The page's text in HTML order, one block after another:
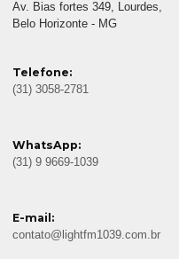
Av. Bias fortes 349, Lourdes,
Belo Horizonte - MG
Telefone:
(31) 3058-2781
WhatsApp:
(31) 9 9669-1039
E-mail:
contato@lightfm1039.com.br